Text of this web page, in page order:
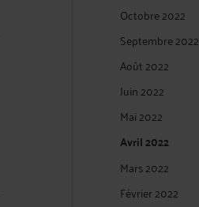
Octobre 2022
Septembre 2022
Août 2022
Juin 2022
Mai 2022
Avril 2022
Mars 2022
Février 2022